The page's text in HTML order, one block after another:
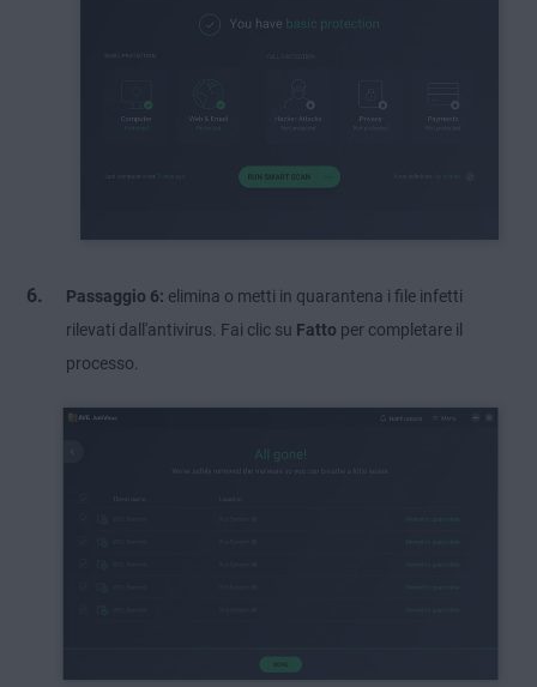
Passaggio 6: elimina o metti in quarantena i file infetti
rilevati dall'antivirus. Fai clic su Fatto per completare il
processo.